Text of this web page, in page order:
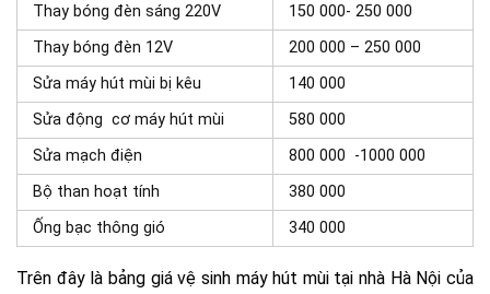
Thay bóng đèn sáng 220V
150 000- 250 000
Thay bóng đèn 12V
200 000 – 250 000
Sửa máy hút mùi bị kêu
140 000
Sửa động cơ máy hút mùi
580 000
Sửa mạch điện
800 000 -1000 000
Bộ than hoạt tính
380 000
Ống bạc thông gió
340 000
Trên đây là bảng giá vệ sinh máy hút mùi tại nhà Hà Nội của